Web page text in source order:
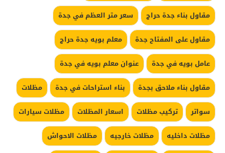
مقاول بناء جدة حراج
سعر متر العظم في جدة
مقاول على المفتاح جدة
معلم بويه جدة حراج
عامل بويه في جدة
عنوان معلم بويه في جدة
مقاول بناء ملاحق بجدة
بناء استراحات في جدة
مظلات
سواتر
تركيب مظلات اسعار المظلات
مظلات سيارات
مظلات داخليه
مظلات خارجيه
مظلات الاحواش